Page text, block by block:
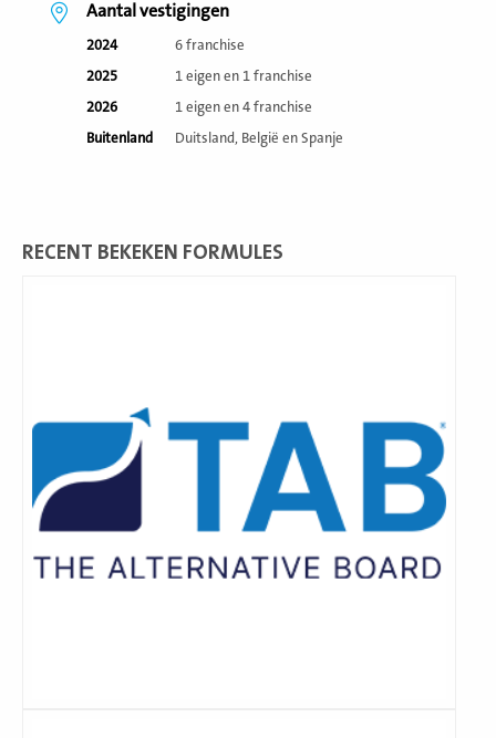
Aantal vestigingen
2024
6 franchise
2025
1 eigen en 1 franchise
2026
1 eigen en 4 franchise
Buitenland
Duitsland, België en Spanje
RECENT BEKEKEN FORMULES